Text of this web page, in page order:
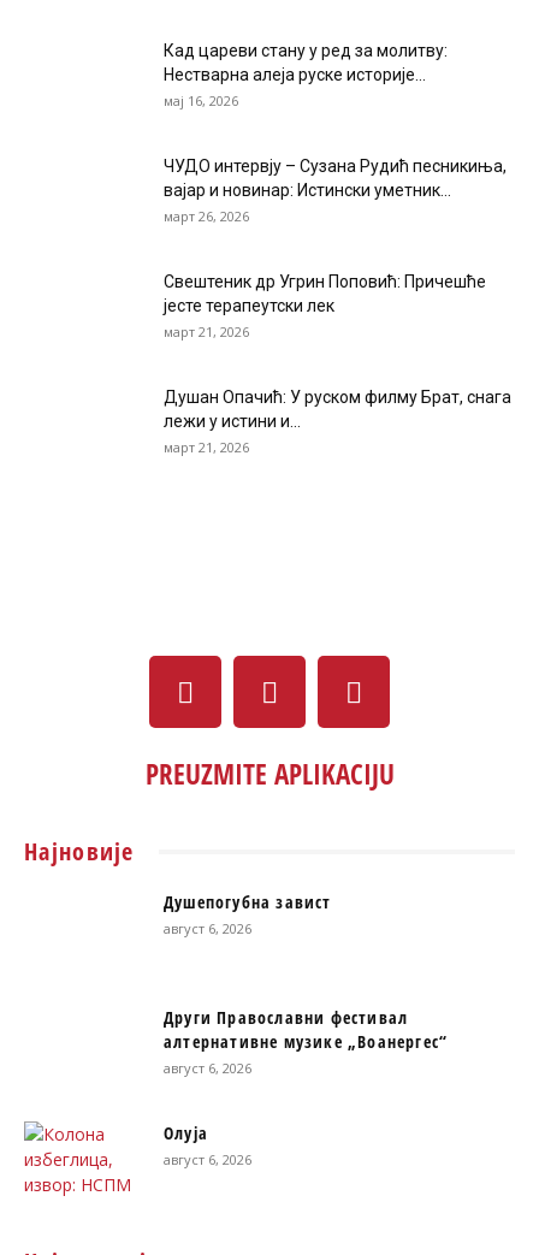
Кад цареви стану у ред за молитву:
Нестварна алеја руске историје...
мај 16, 2026
ЧУДО интервју – Сузана Рудић песникиња,
вајар и новинар: Истински уметник...
март 26, 2026
Свештеник др Угрин Поповић: Причешће
јесте терапеутски лек
март 21, 2026
Душан Опачић: У руском филму Брат, снага
лежи у истини и...
март 21, 2026
PREUZMITE APLIKACIJU
Најновије
Душепогубна завист
август 6, 2026
Други Православни фестивал
алтернативне музике „Воанергес“
август 6, 2026
Олуја
август 6, 2026